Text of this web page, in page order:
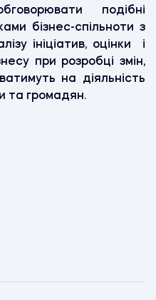
подібні
бізнес-спільноти з
ініціатив, оцінки і
при розробці змін,
на діяльність
та громадян.